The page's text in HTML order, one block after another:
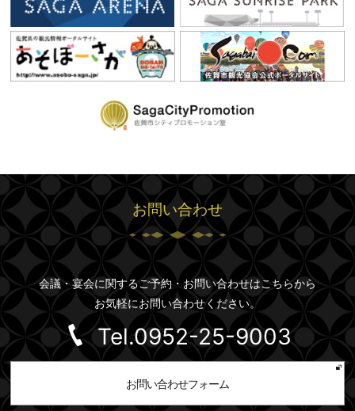
お問い合わせ
会議・宴会に関するご予約・お問い合わせはこちらから
お気軽にお問い合わせください。
Tel.0952-25-9003
お問い合わせフォーム